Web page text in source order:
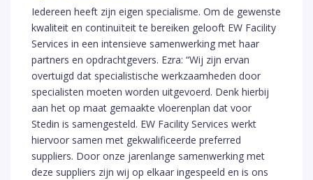
Iedereen heeft zijn eigen specialisme. Om de gewenste
kwaliteit en continuïteit te bereiken gelooft EW Facility
Services in een intensieve samenwerking met haar
partners en opdrachtgevers. Ezra: “Wij zijn ervan
overtuigd dat specialistische werkzaamheden door
specialisten moeten worden uitgevoerd. Denk hierbij
aan het op maat gemaakte vloerenplan dat voor
Stedin is samengesteld. EW Facility Services werkt
hiervoor samen met gekwalificeerde preferred
suppliers. Door onze jarenlange samenwerking met
deze suppliers zijn wij op elkaar ingespeeld en is ons